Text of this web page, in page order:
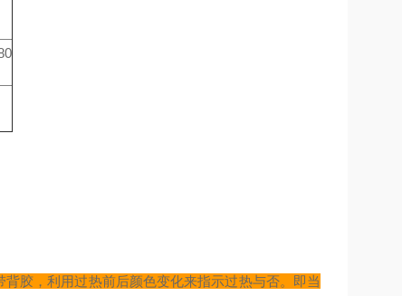
背胶，利用过热前后颜色变化来指示过热与否。即当